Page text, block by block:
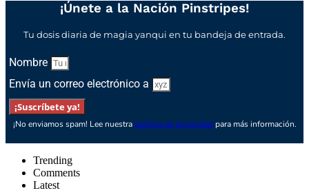
¡Únete a la Nación Pinstripes!
Tu dosis diaria de magia yanqui en tu bandeja de entrada.
Nombre
Envía un correo electrónico a
¡Suscríbete ya!
¡No enviamos spam! Lee nuestra política de privacidad para más información.
Trending
Comments
Latest